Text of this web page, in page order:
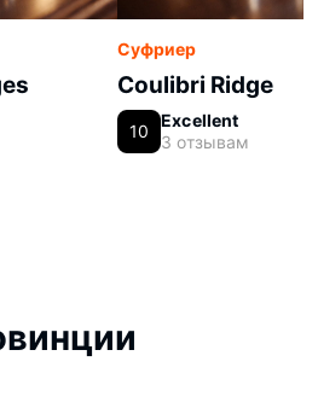
Суфриер
Coulibri Ridge
10
Excellent
3 отзывам